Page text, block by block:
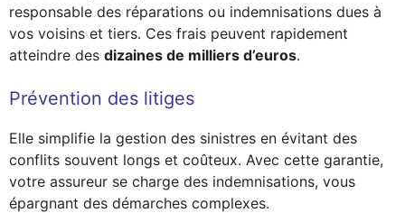
responsable des réparations ou indemnisations dues à
vos voisins et tiers. Ces frais peuvent rapidement
atteindre des dizaines de milliers d’euros.
Prévention des litiges
Elle simplifie la gestion des sinistres en évitant des
conflits souvent longs et coûteux. Avec cette garantie,
votre assureur se charge des indemnisations, vous
épargnant des démarches complexes.